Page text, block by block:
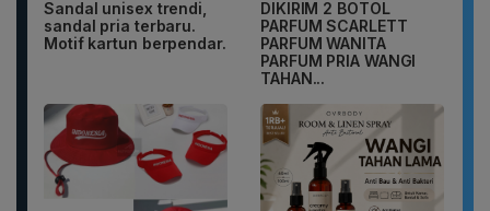
Sandal unisex trendi,
sandal pria terbaru.
Motif kartun berpendar.
DIKIRIM 2 BOTOL
PARFUM SCARLETT
PARFUM WANITA
PARFUM PRIA WANGI
TAHAN...